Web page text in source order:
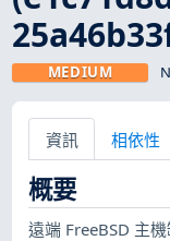
MEDIUM
資訊 相依性
概要
遠端 FreeBSD 主